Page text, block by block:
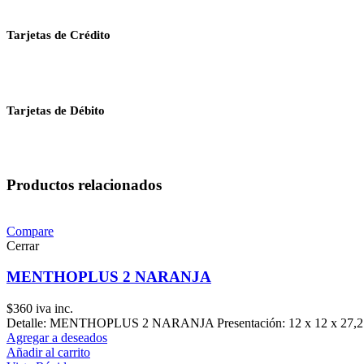
Tarjetas de Crédito
Tarjetas de Débito
Productos relacionados
Compare
Cerrar
MENTHOPLUS 2 NARANJA
$360 iva inc.
Detalle: MENTHOPLUS 2 NARANJA Presentación: 12 x 12 x
Agregar a deseados
Añadir al carrito